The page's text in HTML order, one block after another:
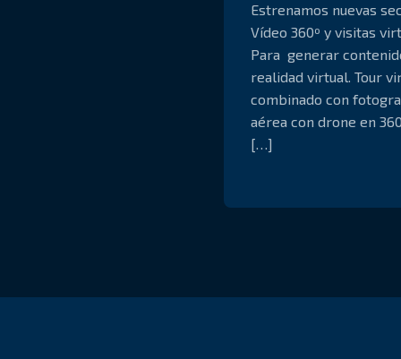
Estrenamos nuevas
Vídeo 360º y visitas
Para generar
realidad virtual. Tour
combinado con
aérea con drone en
[…]